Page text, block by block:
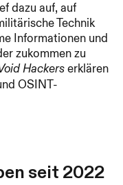
dazu auf, auf
Technik
Informationen und
zukommen zu
Hackers erklären
OSINT-
seit 2022